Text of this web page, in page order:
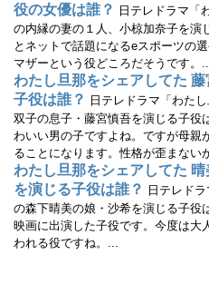
役の女優は誰？ 日テレドラマ「
の内縁の妻の１人、小椋加奈子を演
とネットで話題になるeスポーツの
マザーという役どころだそうです。...
わたし旦那をシェアしてた
子役は誰？ 日テレドラマ「わた
双子の息子・藤宮慎吾を演じる子役
わいい男の子ですよね。ですが母親
ることになります。性格が歪まない
わたし旦那をシェアしてた 晴
を演じる子役は誰？ 日テレド
の森下晴美の娘・沙希を演じる子役
映画に出演した子役です。今度は大
われる役ですね。...